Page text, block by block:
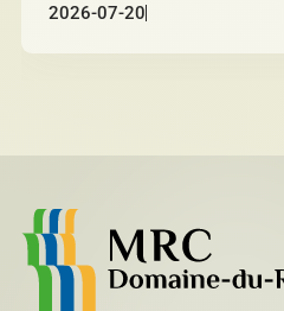
2026-07-20